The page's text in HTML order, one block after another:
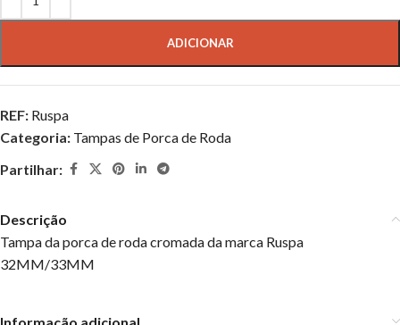
ADICIONAR
REF: Ruspa
Categoria: Tampas de Porca de Roda
Partilhar:
Descrição
Tampa da porca de roda cromada da marca Ruspa
32MM/33MM